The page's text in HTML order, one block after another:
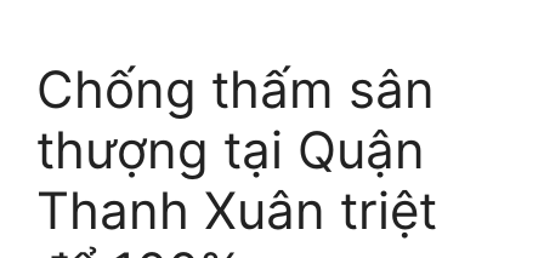
Chống thấm sân
thượng tại Quận
Thanh Xuân triệt